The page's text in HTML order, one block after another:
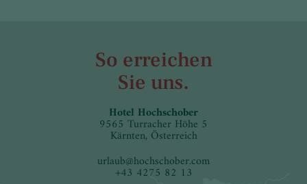
So erreichen
Sie uns.
Hotel Hochschober
9565 Turracher Höhe 5
Kärnten, Österreich
urlaub@hochschober.com
+43 4275 82 13